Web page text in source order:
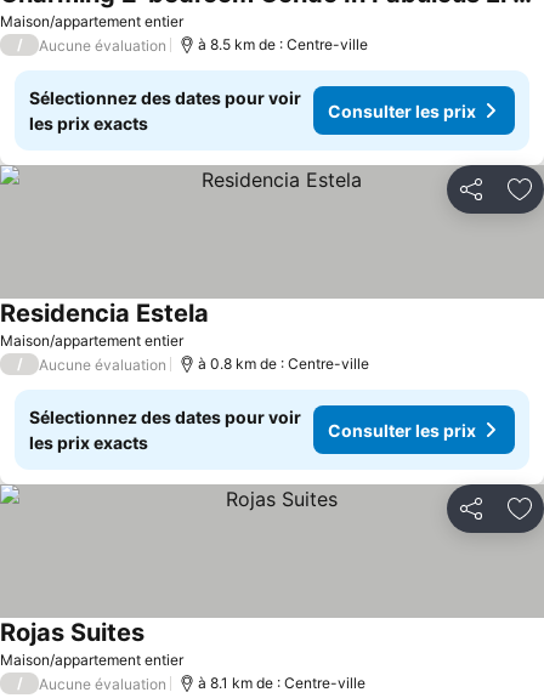
Maison/appartement entier
/ Aucune évaluation à 8.5 km de : Centre-ville
Sélectionnez des dates pour voir
les prix exacts
Consulter les prix
Partager
Maison/appartement entier
Residencia Estela
/ Aucune évaluation à 0.8 km de : Centre-ville
Sélectionnez des dates pour voir
les prix exacts
Consulter les prix
Partager
Maison/appartement entier
Rojas Suites
/ Aucune évaluation à 8.1 km de : Centre-ville